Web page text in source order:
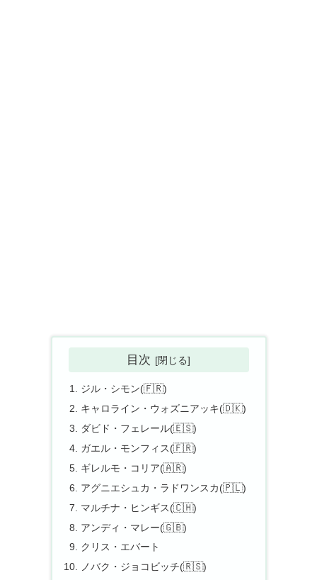
目次
ジル・シモン(🇫🇷)
キャロライン・ウォズニアッキ(🇩🇰)
ダビド・フェレール(🇪🇸)
ガエル・モンフィス(🇫🇷)
ギレルモ・コリア(🇦🇷)
アグニエシュカ・ラドワンスカ(🇵🇱)
マルチナ・ヒンギス(🇨🇭)
アンディ・マレー(🇬🇧)
クリス・エバート
ノバク・ジョコビッチ(🇷🇸)